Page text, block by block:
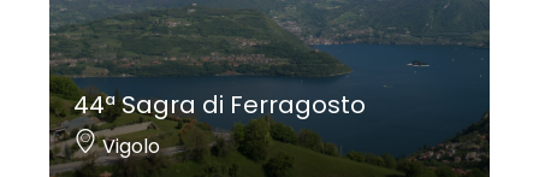
44ª Sagra di Ferragosto
Vigolo